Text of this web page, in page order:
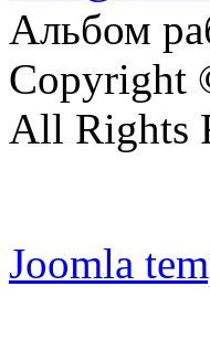
Альбом
Copyright
All Rights
Joomla